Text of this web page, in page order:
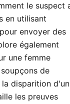
le suspect
en utilisant
envoyer des
également
une femme
de
la disparition d'un
les preuves